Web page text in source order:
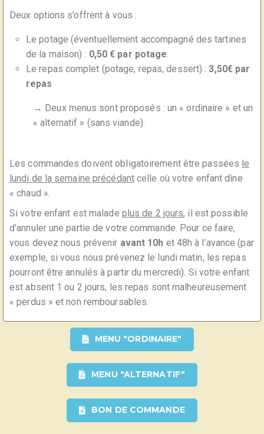
Deux options s’offrent à vous :
Le potage (éventuellement accompagné des tartines
de la maison) : 0,50 € par potage
Le repas complet (potage, repas, dessert) :3,50€ par
repas
→ Deux menus sont proposés : un « ordinaire » et un
« alternatif » (sans viande).
Les commandes doivent obligatoirement être passées le
lundi de la semaine précédantcelle où votre enfant dîne
« chaud ».
Si votre enfant est malade plus de 2 jours, il est possible
d’annuler une partie de votre commande. Pour ce faire,
vous devez nous prévenir avant 10h et 48h à l’avance (par
exemple, si vous nous prévenez le lundi matin, les repas
pourront être annulés à partir du mercredi). Si votre enfant
est absent 1 ou 2 jours, les repas sont malheureusement
« perdus » et non remboursables.
MENU "ORDINAIRE"
MENU "ALTERNATIF"
BON DE COMMANDE